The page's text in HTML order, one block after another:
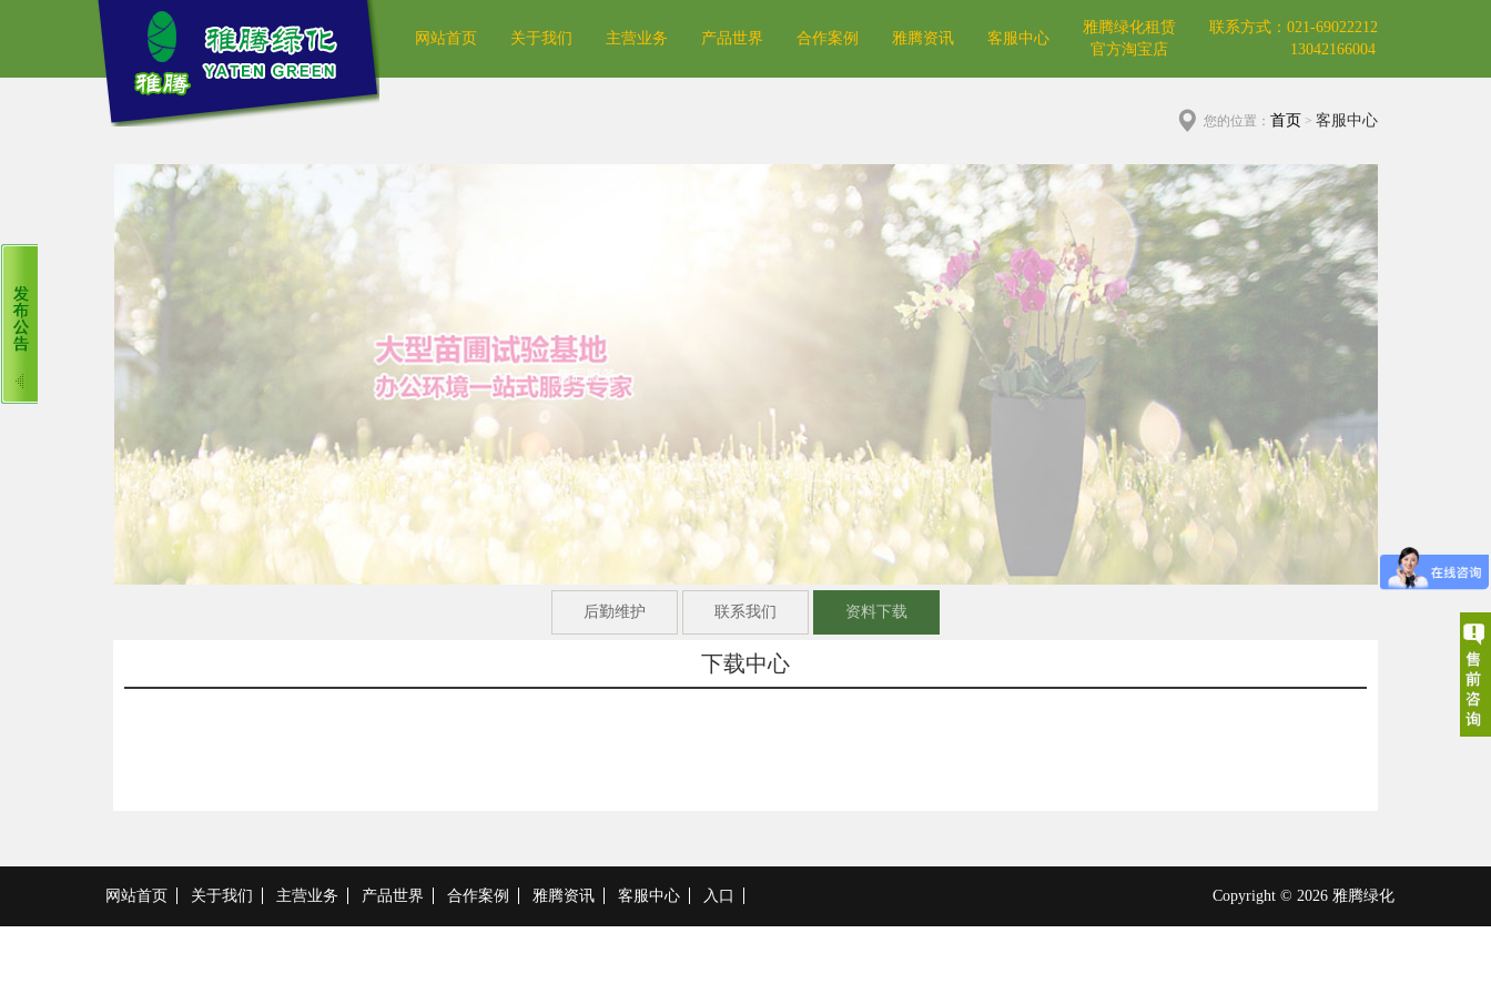
网站首页 关于我们 主营业务 产品世界 合作案例 雅腾资讯 客服中心
雅腾绿化租赁
官方淘宝店
联系方式：021-69022212
13042166004
您的位置： 首页 > 客服中心
后勤维护 联系我们 资料下载
下载中心
网站首页 关于我们 主营业务 产品世界 合作案例 雅腾资讯 客服中心 入口 Copyright © 2026 雅腾绿化
租赁常见问题